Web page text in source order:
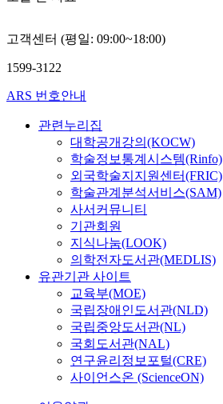
고객센터 (평일: 09:00~18:00)
1599-3122
ARS 번호안내
관련누리집
대학공개강의(KOCW)
학술정보통계시스템(Rinfo)
외국학술지지원센터(FRIC)
학술관계분석서비스(SAM)
사서커뮤니티
기관회원
지식나눔(LOOK)
의학전자도서관(MEDLIS)
유관기관 사이트
교육부(MOE)
국립장애인도서관(NLD)
국립중앙도서관(NL)
국회도서관(NAL)
연구윤리정보포털(CRE)
사이언스온 (ScienceON)